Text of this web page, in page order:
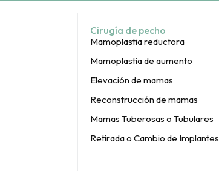
Cirugía de pecho
Mamoplastia reductora
Mamoplastia de aumento
Elevación de mamas
Reconstrucción de mamas
Mamas Tuberosas o Tubulares
Retirada o Cambio de Implantes